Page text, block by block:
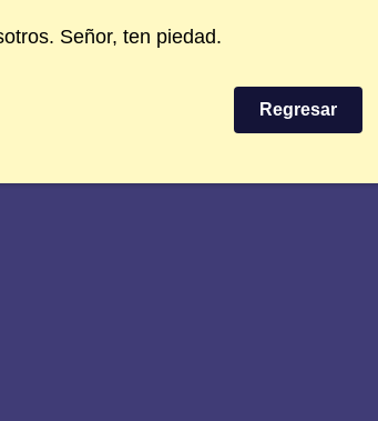
Señor, ten piedad.
Regresar